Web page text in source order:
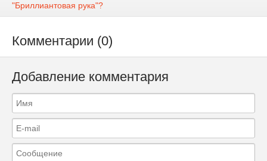
"Бриллиантовая рука"?
Комментарии (0)
Добавление комментария